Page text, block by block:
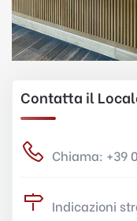
Contatta il
Chiama: +39
Indicazioni